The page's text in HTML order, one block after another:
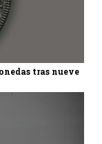
tras nueve